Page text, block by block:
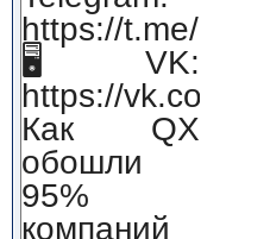
https://t.me/
🖥 VK:
https://vk.com/
Как QX
обошли
95%
компаний